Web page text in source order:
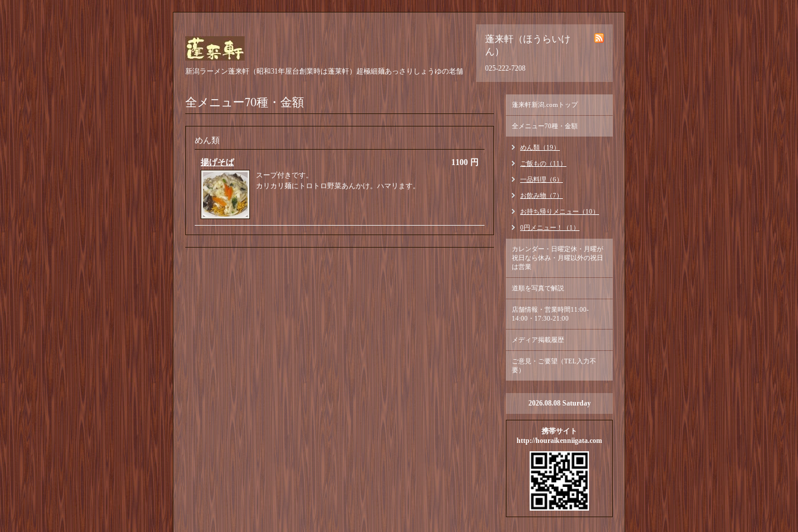
蓬来軒（ほうらいけ
ん）
025-222-7208
新潟ラーメン蓬来軒（昭和31年屋台創業時は蓬莱軒）超極細麺あっさりしょうゆの老舗
全メニュー70種・金額
めん類
1100 円
揚げそば
スープ付きです。
カリカリ麺にトロトロ野菜あんかけ。ハマリます。
蓬来軒新潟.comトップ
全メニュー70種・金額
めん類（19）
ご飯もの（11）
一品料理（6）
お飲み物（7）
お持ち帰りメニュー（10）
0円メニュー！（1）
カレンダー・日曜定休・月曜が
祝日なら休み・月曜以外の祝日
は営業
道順を写真で解説
店舗情報・営業時間11:00-
14:00・17:30-21:00
メディア掲載履歴
ご意見・ご要望（TEL入力不
要）
2026.08.08 Saturday
携帯サイト
http://houraikenniigata.com